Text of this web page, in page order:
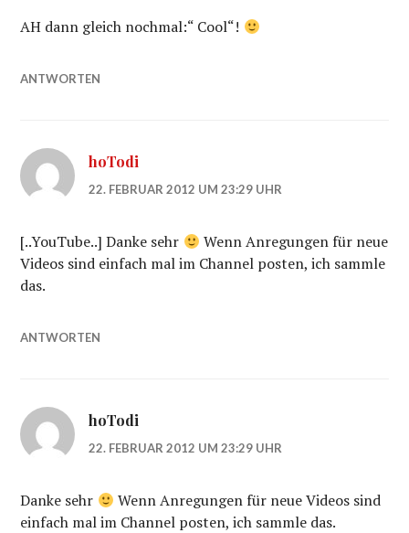
AH dann gleich nochmal:“ Cool“!
ANTWORTEN
hoTodi
22. FEBRUAR 2012 UM 23:29 UHR
[..YouTube..] Danke sehr
Wenn Anregungen für neue
Videos sind einfach mal im Channel posten, ich sammle
das.
ANTWORTEN
hoTodi
22. FEBRUAR 2012 UM 23:29 UHR
Danke sehr
Wenn Anregungen für neue Videos sind
einfach mal im Channel posten, ich sammle das.